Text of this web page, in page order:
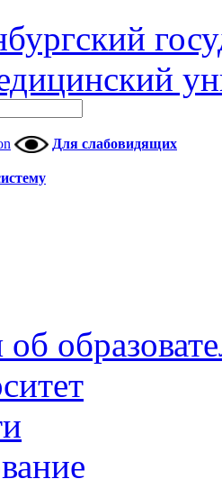
Для слабовидящих